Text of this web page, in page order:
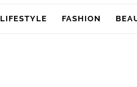
LIFESTYLE FASHION